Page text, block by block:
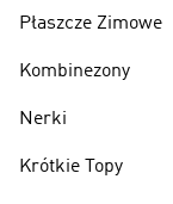
Płaszcze Zimowe
Kombinezony
Nerki
Krótkie Topy